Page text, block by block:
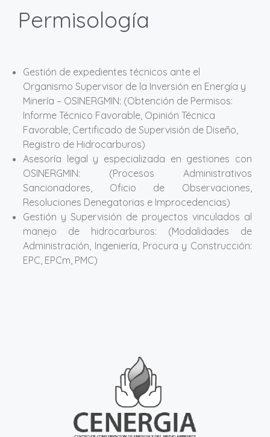
Permisología
Gestión de expedientes técnicos ante el
Organismo Supervisor de la Inversión en Energía y
Minería – OSINERGMIN: (Obtención de Permisos:
Informe Técnico Favorable, Opinión Técnica
Favorable, Certificado de Supervisión de Diseño,
Registro de Hidrocarburos)
Asesoría legal y especializada en gestiones con
OSINERGMIN: (Procesos Administrativos
Sancionadores, Oficio de Observaciones,
Resoluciones Denegatorias e Improcedencias)
Gestión y Supervisión de proyectos vinculados al
manejo de hidrocarburos: (Modalidades de
Administración, Ingeniería, Procura y Construcción:
EPC, EPCm, PMC)